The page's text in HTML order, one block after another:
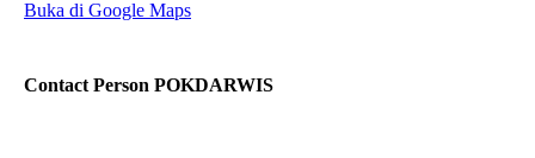
Buka di Google Maps
Contact Person POKDARWIS